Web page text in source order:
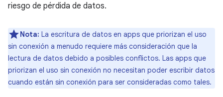
riesgo de pérdida de datos.
Nota: La escritura de datos en apps que priorizan el uso
sin conexión a menudo requiere más consideración que la
lectura de datos debido a posibles conflictos. Las apps que
priorizan el uso sin conexión no necesitan poder escribir datos
cuando están sin conexión para ser consideradas como tales.